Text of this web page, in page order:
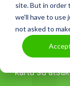
site. But in order
we'll have to use
not asked to
Mes,
pirmą vietą.
aptarnavimą
pateikiame
kartu su